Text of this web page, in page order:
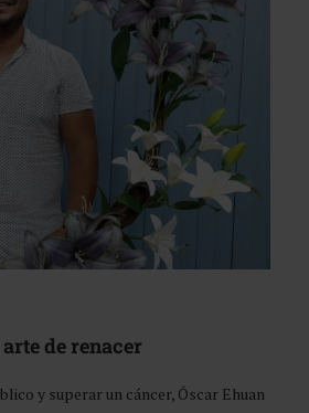
de renacer
y superar un cáncer, Óscar Ehuan